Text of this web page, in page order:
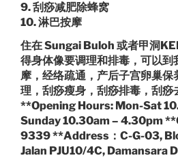
9. 刮痧减肥除蜂窝
10. 淋巴按摩
住在 Sungai Buloh 或者甲洞
得身体像要调理和排毒，可以到
摩，经络疏通，产后子宫卵巢保
理，刮痧瘦身，刮痧排毒，刮痧
**Opening Hours: Mon-Sat
Sunday 10.30am – 4.30pm
9339 **Address：C-G-03,
Jalan PJU10/4C, Damansara